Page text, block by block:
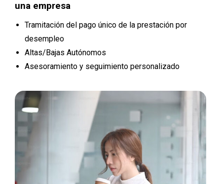
una empresa
Tramitación del pago único de la prestación por
desempleo
Altas/Bajas Autónomos
Asesoramiento y seguimiento personalizado